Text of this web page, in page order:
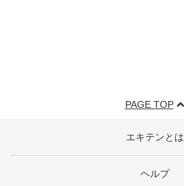
PAGE TOP
エキテンとは
ヘルプ